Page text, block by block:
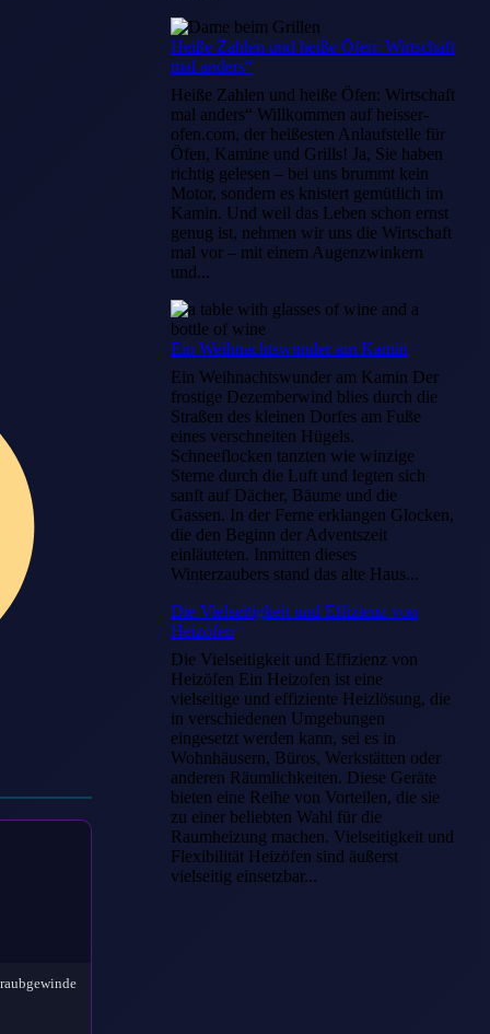
Heiße Zahlen und heiße Öfen: Wirtschaft
mal anders“
Heiße Zahlen und heiße Öfen: Wirtschaft
mal anders“ Willkommen auf heisser-
ofen.com, der heißesten Anlaufstelle für
Öfen, Kamine und Grills! Ja, Sie haben
richtig gelesen – bei uns brummt kein
Motor, sondern es knistert gemütlich im
Kamin. Und weil das Leben schon ernst
genug ist, nehmen wir uns die Wirtschaft
mal vor – mit einem Augenzwinkern
und...
Ein Weihnachtswunder am Kamin
Ein Weihnachtswunder am Kamin Der
frostige Dezemberwind blies durch die
Straßen des kleinen Dorfes am Fuße
eines verschneiten Hügels.
Schneeflocken tanzten wie winzige
Sterne durch die Luft und legten sich
sanft auf Dächer, Bäume und die
Gassen. In der Ferne erklangen Glocken,
die den Beginn der Adventszeit
einläuteten. Inmitten dieses
Winterzaubers stand das alte Haus...
Die Vielseitigkeit und Effizienz von
Heizöfen
Die Vielseitigkeit und Effizienz von
Heizöfen Ein Heizofen ist eine
vielseitige und effiziente Heizlösung, die
in verschiedenen Umgebungen
eingesetzt werden kann, sei es in
Wohnhäusern, Büros, Werkstätten oder
anderen Räumlichkeiten. Diese Geräte
bieten eine Reihe von Vorteilen, die sie
zu einer beliebten Wahl für die
Raumheizung machen. Vielseitigkeit und
Flexibilität Heizöfen sind äußerst
vielseitig einsetzbar...